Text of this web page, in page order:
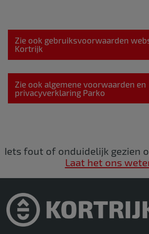
Zie ook gebruiksvoorwaarden
Kortrijk
Zie ook algemene voorwaarden en
privacyverklaring Parko
Iets fout of onduidelijk gezien
Laat het ons